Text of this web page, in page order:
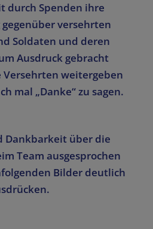
durch Spenden ihre
versehrten
Soldaten und deren
Ausdruck gebracht
Versehrten weitergeben
mal „Danke“ zu sagen.
Dankbarkeit über die
Team ausgesprochen
Bilder deutlich